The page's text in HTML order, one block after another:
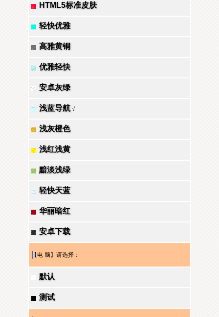
HTML5标准皮肤
轻快优雅
高雅黄铜
优雅轻快
安卓灰绿
浅蓝导航√
浅灰橙色
浅红浅黄
黯淡浅绿
轻快天蓝
华丽暗红
安卓下载
【电 脑】请选择：
默认
测试